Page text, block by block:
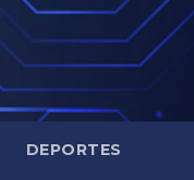
DEPORTES